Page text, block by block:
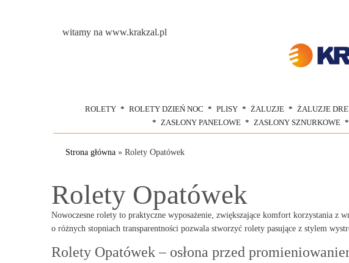
witamy na www.krakzal.pl
ROLETY ROLETY DZIEŃ NOC PLISY ŻALUZJE ŻALUZJE
ZASŁONY PANELOWE
ZASŁONY SZNURKOWE
Strona główna » Rolety Opatówek
Rolety Opatówek
Nowoczesne rolety to praktyczne wyposażenie, zwiększające komfort korzystania z
o różnych stopniach transparentności pozwala stworzyć rolety pasujące z stylem
Rolety Opatówek – osłona przed